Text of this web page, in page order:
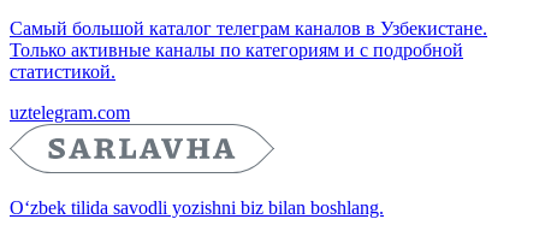
Самый большой каталог телеграм каналов в Узбекистане.
Только активные каналы по категориям и с подробной
статистикой.
uztelegram.com
O‘zbek tilida savodli yozishni biz bilan boshlang.